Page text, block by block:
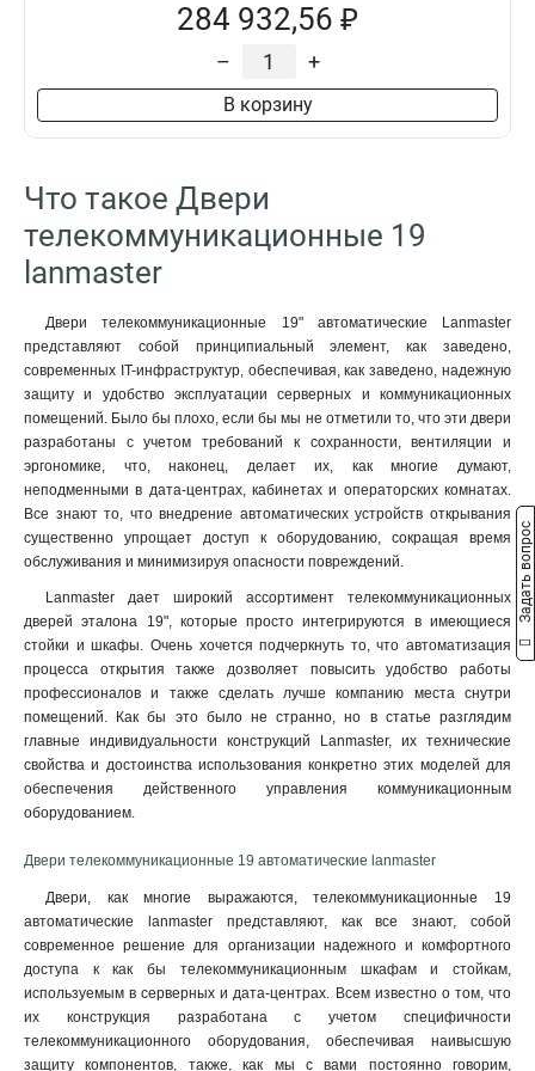
284 932,56 ₽
– +
В корзину
Что такое Двери
телекоммуникационные 19
lanmaster
Двери телекоммуникационные 19" автоматические Lanmaster
представляют собой принципиальный элемент, как заведено,
современных IT-инфраструктур, обеспечивая, как заведено, надежную
защиту и удобство эксплуатации серверных и коммуникационных
помещений. Было бы плохо, если бы мы не отметили то, что эти двери
разработаны с учетом требований к сохранности, вентиляции и
эргономике, что, наконец, делает их, как многие думают,
неподменными в дата-центрах, кабинетах и операторских комнатах.
Все знают то, что внедрение автоматических устройств открывания
существенно упрощает доступ к оборудованию, сокращая время
обслуживания и минимизируя опасности повреждений.
Lanmaster дает широкий ассортимент телекоммуникационных
дверей эталона 19", которые просто интегрируются в имеющиеся
стойки и шкафы. Очень хочется подчеркнуть то, что автоматизация
процесса открытия также дозволяет повысить удобство работы
профессионалов и также сделать лучше компанию места снутри
помещений. Как бы это было не странно, но в статье разглядим
главные индивидуальности конструкций Lanmaster, их технические
свойства и достоинства использования конкретно этих моделей для
обеспечения действенного управления коммуникационным
оборудованием.
Двери телекоммуникационные 19 автоматические lanmaster
Двери, как многие выражаются, телекоммуникационные 19
автоматические lanmaster представляют, как все знают, собой
современное решение для организации надежного и комфортного
доступа к как бы телекоммуникационным шкафам и стойкам,
используемым в серверных и дата-центрах. Всем известно о том, что
их конструкция разработана с учетом специфичности
телекоммуникационного оборудования, обеспечивая наивысшую
защиту компонентов, также, как мы с вами постоянно говорим,
Задать вопрос